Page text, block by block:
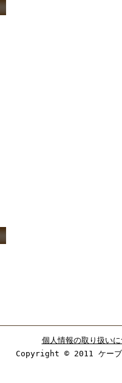
個人情報の取り扱い
Copyright © 2011 ケーブ